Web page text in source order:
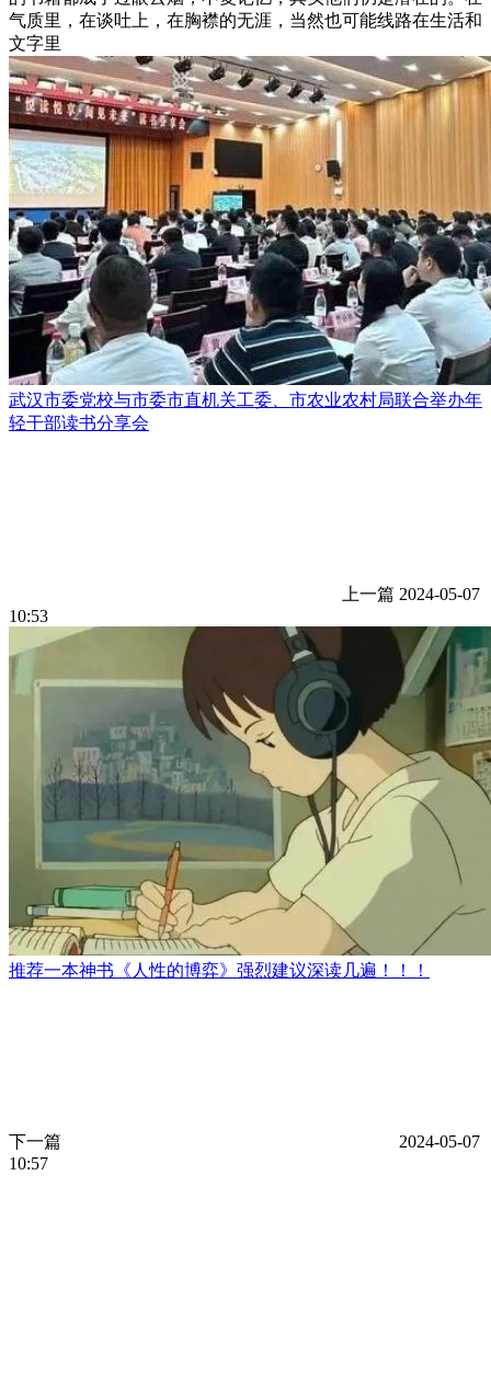
气质里，在谈吐上，在胸襟的无涯，当然也可能线路在生活和
文字里
武汉市委党校与市委市直机关工委、市农业农村局联合举办年
轻干部读书分享会
上一篇 2024-05-07
10:53
推荐一本神书《人性的博弈》强烈建议深读几遍！！！
下一篇
2024-05-07
10:57